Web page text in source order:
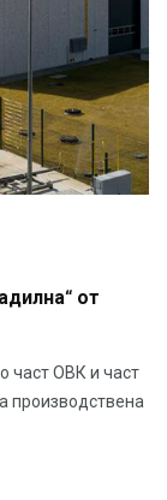
от
част ОВК и част
производствена